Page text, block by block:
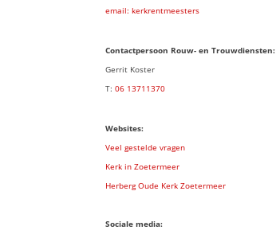
email: kerkrentmeesters
Contactpersoon Rouw- en Trouwdiensten:
Gerrit Koster
T: 06 13711370
Websites:
Veel gestelde vragen
Kerk in Zoetermeer
Herberg Oude Kerk Zoetermeer
Sociale media: